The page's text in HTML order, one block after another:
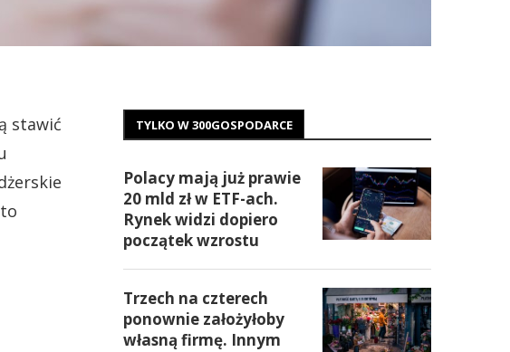
stawić
TYLKO W 300GOSPODARCE
Polacy mają już prawie
20 mld zł w ETF-ach.
Rynek widzi dopiero
początek wzrostu
Trzech na czterech
ponownie założyłoby
własną firmę. Innym